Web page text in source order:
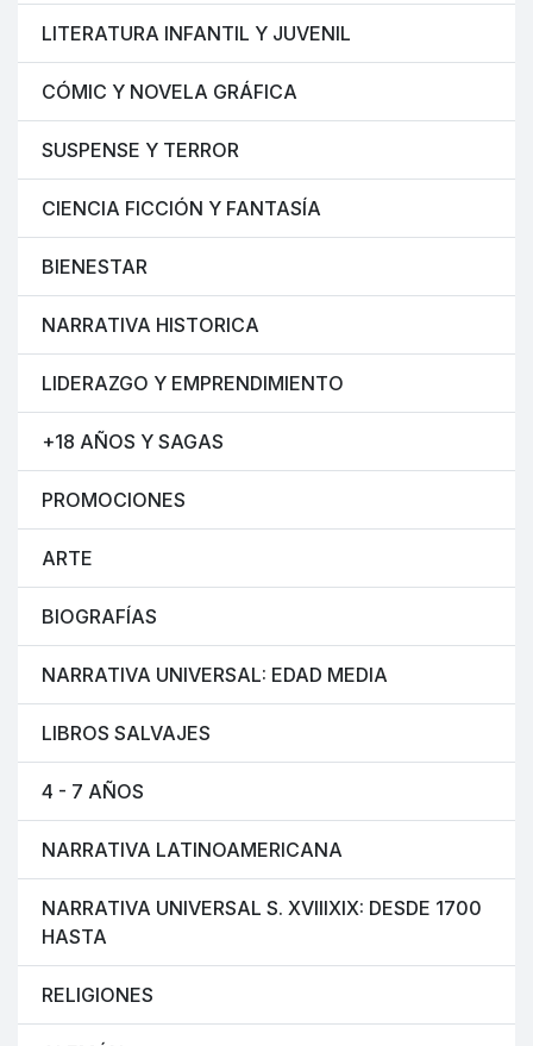
LITERATURA INFANTIL Y JUVENIL
CÓMIC Y NOVELA GRÁFICA
SUSPENSE Y TERROR
CIENCIA FICCIÓN Y FANTASÍA
BIENESTAR
NARRATIVA HISTORICA
LIDERAZGO Y EMPRENDIMIENTO
+18 AÑOS Y SAGAS
PROMOCIONES
ARTE
BIOGRAFÍAS
NARRATIVA UNIVERSAL: EDAD MEDIA
LIBROS SALVAJES
4 - 7 AÑOS
NARRATIVA LATINOAMERICANA
NARRATIVA UNIVERSAL S. XVIIIXIX: DESDE 1700
HASTA
RELIGIONES